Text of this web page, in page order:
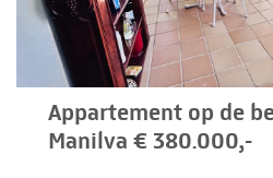
Appartement op de
Manilva € 380.000,-